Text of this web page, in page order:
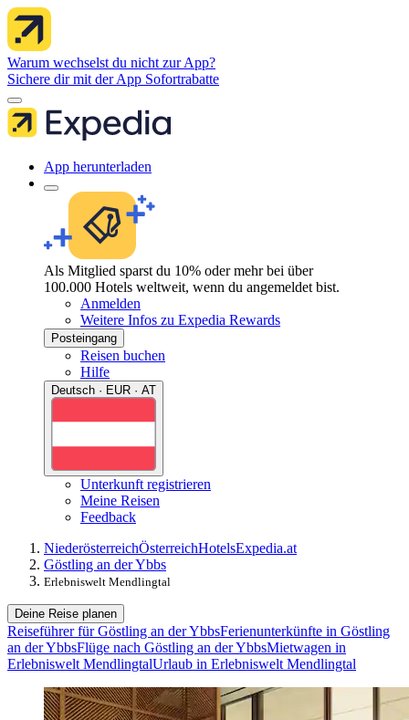
Warum wechselst du nicht zur App?
Sichere dir mit der App Sofortrabatte
App herunterladen
Als Mitglied sparst du 10% oder mehr bei über
100.000 Hotels weltweit, wenn du angemeldet bist.
Anmelden
Weitere Infos zu Expedia Rewards
Posteingang
Reisen buchen
Hilfe
Deutsch · EUR · AT
Unterkunft registrieren
Meine Reisen
Feedback
NiederösterreichÖsterreichHotelsExpedia.at
Göstling an der Ybbs
Erlebniswelt Mendlingtal
Deine Reise planen
Reiseführer für Göstling an der YbbsFerienunterkünfte in Göstling
an der YbbsFlüge nach Göstling an der YbbsMietwagen in
Erlebniswelt MendlingtalUrlaub in Erlebniswelt Mendlingtal